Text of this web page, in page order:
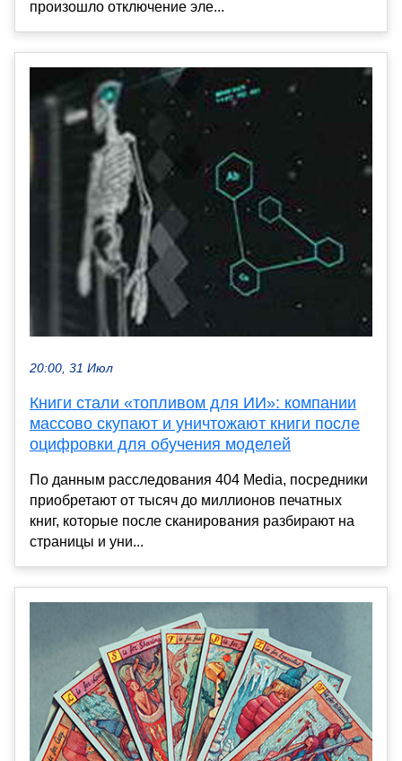
произошло отключение эле...
20:00, 31 Июл
Книги стали «топливом для ИИ»: компании
массово скупают и уничтожают книги после
оцифровки для обучения моделей
По данным расследования 404 Media, посредники
приобретают от тысяч до миллионов печатных
книг, которые после сканирования разбирают на
страницы и уни...